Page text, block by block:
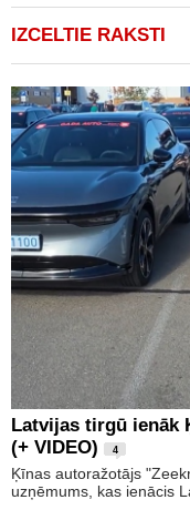
IZCELTIE RAKSTI
Latvijas tirgū ienāk
(+ VIDEO)
4
Ķīnas autoražotājs
uzņēmums, kas ienācis